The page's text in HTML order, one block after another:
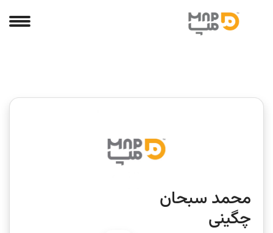
محمد سبحان
چگینی